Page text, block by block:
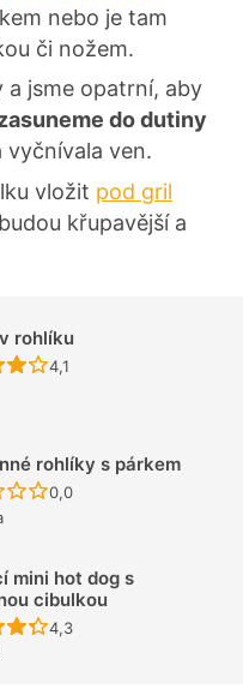
nebo je tam
či nožem.
a jsme opatrní, aby
do dutiny
vyčnívala ven.
vložit pod gril
křupavější a
rohlíku
Recept ještě nebyl
4,1
rohlíky s párkem
Recept ještě nebyl
0,0
mini hot dog s
cibulkou
Recept ještě nebyl
4,3